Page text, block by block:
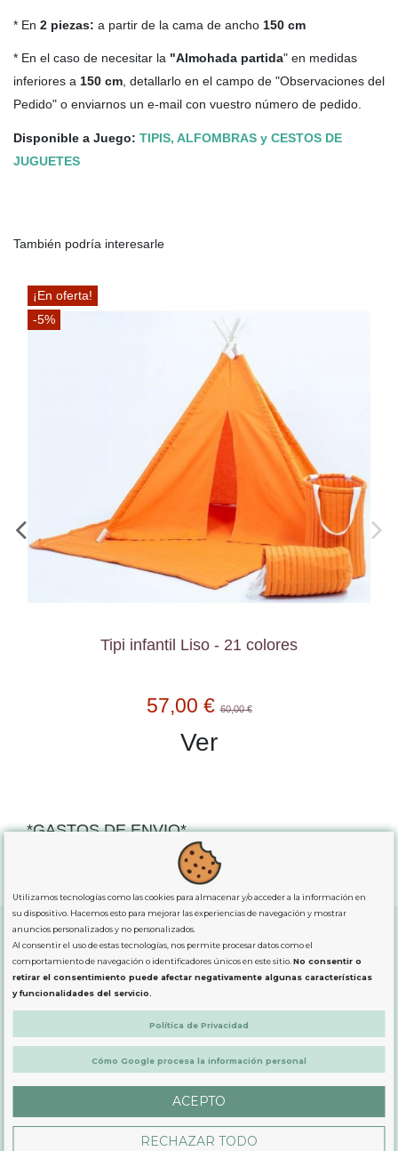
* En 2 piezas: a partir de la cama de ancho 150 cm
* En el caso de necesitar la "Almohada partida" en medidas
inferiores a 150 cm, detallarlo en el campo de "Observaciones del
Pedido" o enviarnos un e-mail con vuestro número de pedido.
Disponible a Juego: TIPIS, ALFOMBRAS y CESTOS DE
JUGUETES
También podría interesarle
¡En oferta!
-5%
Tipi infantil Liso - 21 colores
57,00 €60,00 €
Ver
*GASTOS DE ENVIO*
para comprassuperiores a 80€
exclusiva para la peninsula.
SOBRE NOSOTROS
PRODUCTOS
CONTÁCTANOS
Utilizamos tecnologías como las cookies para almacenar y/o acceder a la información en
su dispositivo. Hacemos esto para mejorar las experiencias de navegación y mostrar
anuncios personalizados y no personalizados.
Al consentir el uso de estas tecnologías, nos permite procesar datos como el
comportamiento de navegación o identificadores únicos en este sitio.No consentir o
retirar el consentimiento puede afectar negativamente algunas características
y funcionalidades del servicio.
Política de Privacidad
Cómo Google procesa la información personal
ACEPTO
RECHAZAR TODO